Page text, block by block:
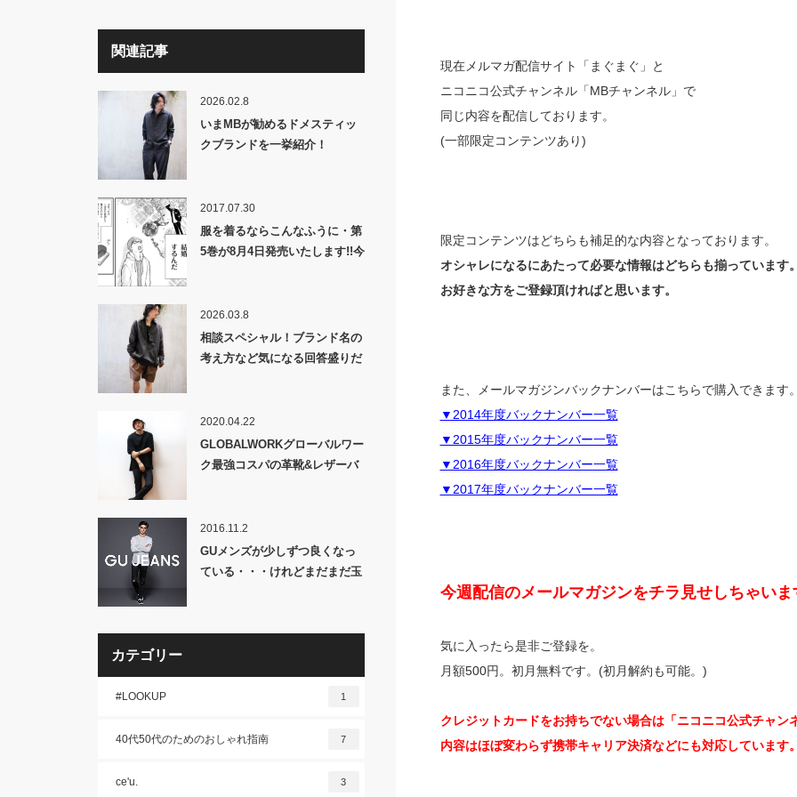
現在メルマガ配信サイト「まぐまぐ」と
ニコニコ公式チャンネル「MBチャンネル」で
同じ内容を配信しております。
(一部限定コンテンツあり)
限定コンテンツはどちらも補足的な内容となっております。
オシャレになるにあたって必要な情報はどちらも揃っています
お好きな方をご登録頂ければと思います。
また、メールマガジンバックナンバーはこちらで購入できます
▼2014年度バックナンバー一覧
▼2015年度バックナンバー一覧
▼2016年度バックナンバー一覧
▼2017年度バックナンバー一覧
今週配信のメールマガジンをチラ見せしちゃいま
気に入ったら是非ご登録を。
月額500円。初月無料です。(初月解約も可能。)
クレジットカードをお持ちでない場合は「ニコニコ公式チャ
内容はほぼ変わらず携帯キャリア決済などにも対応しています
関連記事
2026.02.8
いまMBが勧めるドメスティッ
クブランドを一挙紹介！
2017.07.30
服を着るならこんなふうに・第
5巻が8月4日発売いたします!!今
2026.03.8
相談スペシャル！ブランド名の
考え方など気になる回答盛りだ
2020.04.22
GLOBALWORKグローバルワー
ク最強コスパの革靴&レザーバ
2016.11.2
GUメンズが少しずつ良くなっ
ている・・・けれどまだまだ玉
カテゴリー
#LOOKUP 1
40代50代のためのおしゃれ指南 7
ce'u. 3